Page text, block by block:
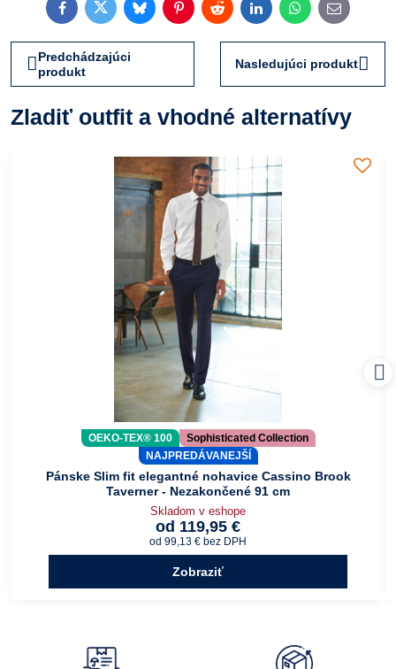
FacebookTwitterBlueskyPinterestRedditLinkedInWhatsApp
E-
mail
Predchádzajúci
produkt
Nasledujúci produkt
Zladiť outfit a vhodné alternatívy
OEKO-TEX® 100
Sophisticated Collection
NAJPREDÁVANEJŠÍ
Pánske Slim fit elegantné nohavice Cassino Brook
Taverner - Nezakončené 91 cm
Skladom v eshope
od 119,95 €
od 99,13 € bez DPH
Zobraziť